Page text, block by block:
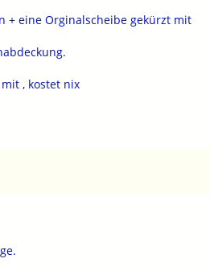
+ eine Orginalscheibe gekürzt mit
, kostet nix